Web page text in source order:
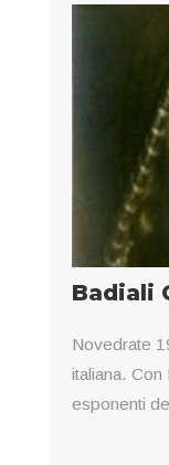
Badiali
Novedrate
italiana.
esponenti